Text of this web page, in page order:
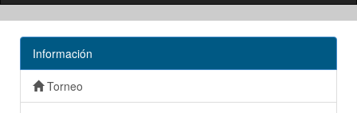
Información
Torneo